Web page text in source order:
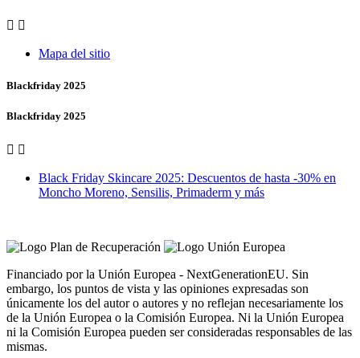
 
Mapa del sitio
Blackfriday 2025
Blackfriday 2025
 
Black Friday Skincare 2025: Descuentos de hasta -30% en
Moncho Moreno, Sensilis, Primaderm y más
Financiado por la Unión Europea - NextGenerationEU. Sin
embargo, los puntos de vista y las opiniones expresadas son
únicamente los del autor o autores y no reflejan necesariamente los
de la Unión Europea o la Comisión Europea. Ni la Unión Europea
ni la Comisión Europea pueden ser consideradas responsables de las
mismas.